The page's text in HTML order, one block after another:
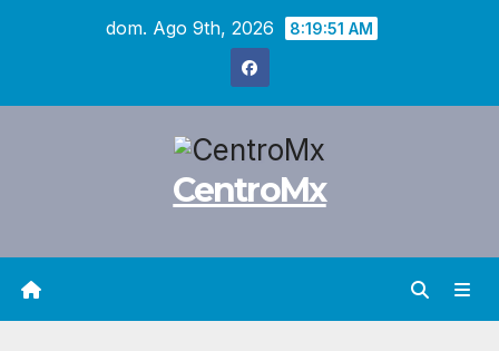
dom. Ago 9th, 2026 8:19:52 AM
CentroMx